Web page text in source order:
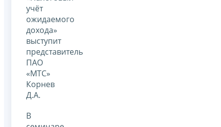
учёт
ожидаемого
дохода»
выступит
представитель
ПАО
«МТС»
Корнев
Д.А.
В